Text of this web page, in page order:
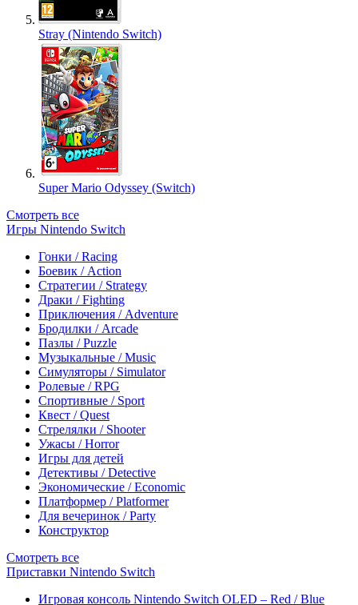
Stray (Nintendo Switch)
Super Mario Odyssey (Switch)
Смотреть все
Игры Nintendo Switch
Гонки / Racing
Боевик / Action
Стратегии / Strategy
Драки / Fighting
Приключения / Adventure
Бродилки / Arcade
Пазлы / Puzzle
Музыкальные / Music
Симуляторы / Simulator
Ролевые / RPG
Спортивные / Sport
Квест / Quest
Стрелялки / Shooter
Ужасы / Horror
Игры для детей
Детективы / Detective
Экономические / Economic
Платформер / Platformer
Для вечеринок / Party
Конструктор
Смотреть все
Приставки Nintendo Switch
Игровая консоль Nintendo Switch OLED – Red / Blue